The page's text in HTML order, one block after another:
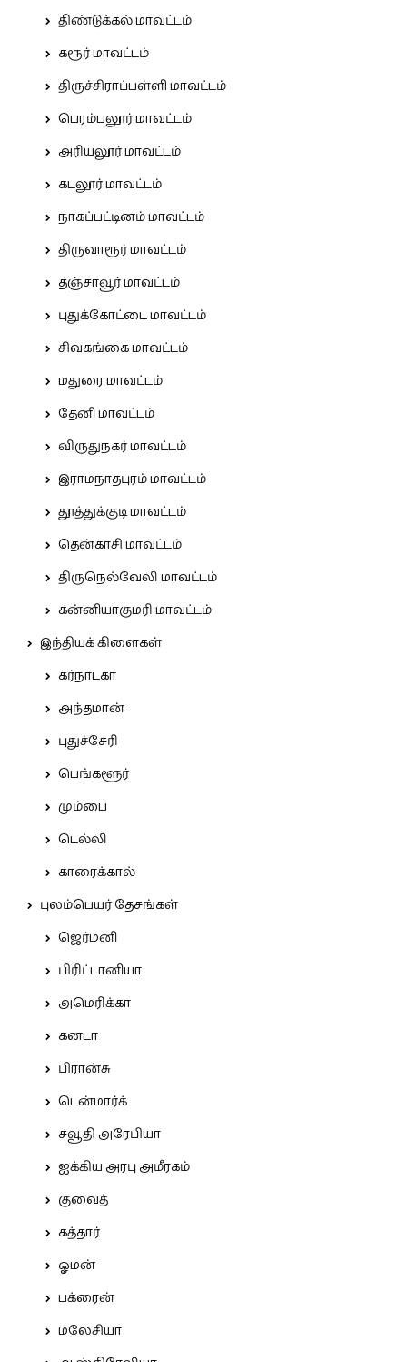
திண்டுக்கல் மாவட்டம்
கரூர் மாவட்டம்
திருச்சிராப்பள்ளி மாவட்டம்
பெரம்பலூர் மாவட்டம்
அரியலூர் மாவட்டம்
கடலூர் மாவட்டம்
நாகப்பட்டினம் மாவட்டம்
திருவாரூர் மாவட்டம்
தஞ்சாவூர் மாவட்டம்
புதுக்கோட்டை மாவட்டம்
சிவகங்கை மாவட்டம்
மதுரை மாவட்டம்
தேனி மாவட்டம்
விருதுநகர் மாவட்டம்
இராமநாதபுரம் மாவட்டம்
தூத்துக்குடி மாவட்டம்
தென்காசி மாவட்டம்
திருநெல்வேலி மாவட்டம்
கன்னியாகுமரி மாவட்டம்
இந்தியக் கிளைகள்
கர்நாடகா
அந்தமான்
புதுச்சேரி
பெங்களூர்
மும்பை
டெல்லி
காரைக்கால்
புலம்பெயர் தேசங்கள்
ஜெர்மனி
பிரிட்டானியா
அமெரிக்கா
கனடா
பிரான்சு
டென்மார்க்
சவூதி அரேபியா
ஐக்கிய அரபு அமீரகம்
குவைத்
கத்தார்
ஓமன்
பக்ரைன்
மலேசியா